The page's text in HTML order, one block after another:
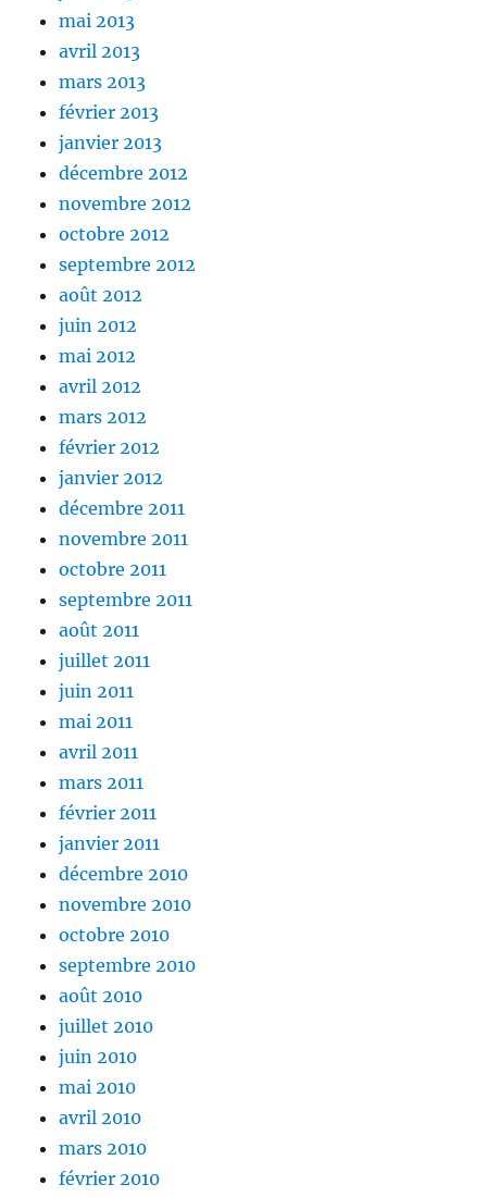
mai 2013
avril 2013
mars 2013
février 2013
janvier 2013
décembre 2012
novembre 2012
octobre 2012
septembre 2012
août 2012
juin 2012
mai 2012
avril 2012
mars 2012
février 2012
janvier 2012
décembre 2011
novembre 2011
octobre 2011
septembre 2011
août 2011
juillet 2011
juin 2011
mai 2011
avril 2011
mars 2011
février 2011
janvier 2011
décembre 2010
novembre 2010
octobre 2010
septembre 2010
août 2010
juillet 2010
juin 2010
mai 2010
avril 2010
mars 2010
février 2010